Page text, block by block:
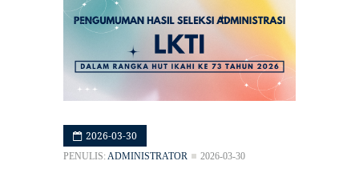
2026-03-30
PENULIS:ADMINISTRATOR 2026-03-30